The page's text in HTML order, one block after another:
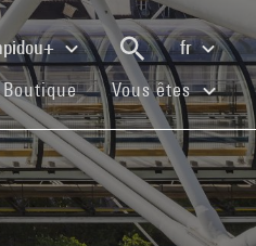
fr
Boutique(current)Vous êtes